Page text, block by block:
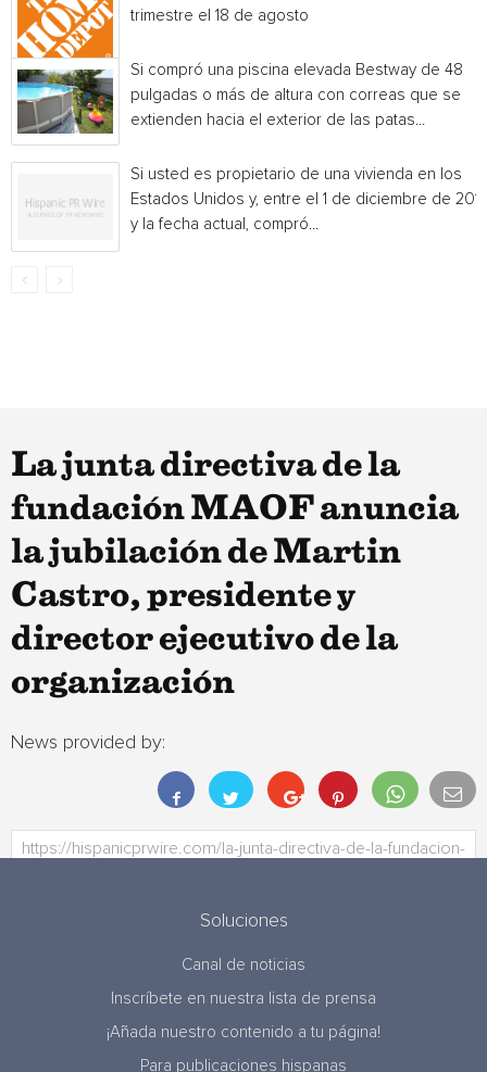
trimestre el 18 de agosto
Si compró una piscina elevada Bestway de 48
pulgadas o más de altura con correas que se
extienden hacia el exterior de las patas...
Si usted es propietario de una vivienda en los
Estados Unidos y, entre el 1 de diciembre de
y la fecha actual, compró...
La junta directiva de la
fundación MAOF anuncia
la jubilación de Martin
Castro, presidente y
director ejecutivo de la
organización
News provided by:
Soluciones
Canal de noticias
Inscríbete en nuestra lista de prensa
¡Añada nuestro contenido a tu página!
Para publicaciones hispanas